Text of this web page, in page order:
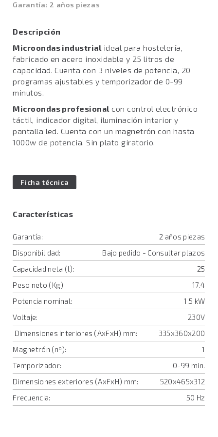
Garantía: 2 años piezas
Descripción
Microondas industrial ideal para hostelería,
fabricado en acero inoxidable y 25 litros de
capacidad. Cuenta con 3 niveles de potencia, 20
programas ajustables y temporizador de 0-99
minutos.
Microondas profesional con control electrónico
táctil, indicador digital, iluminación interior y
pantalla led. Cuenta con un magnetrón con hasta
1000w de potencia. Sin plato giratorio.
Ficha técnica
Características
Garantía:
2 años piezas
Disponibilidad:
Bajo pedido - Consultar plazos
Capacidad neta (l):
25
Peso neto (Kg):
17.4
Potencia nominal:
1.5 kW
Voltaje:
230V
Dimensiones interiores (AxFxH) mm:
335x360x200
Magnetrón (nº):
1
Temporizador:
0-99 min.
Dimensiones exteriores (AxFxH) mm:
520x465x312
Frecuencia:
50 Hz